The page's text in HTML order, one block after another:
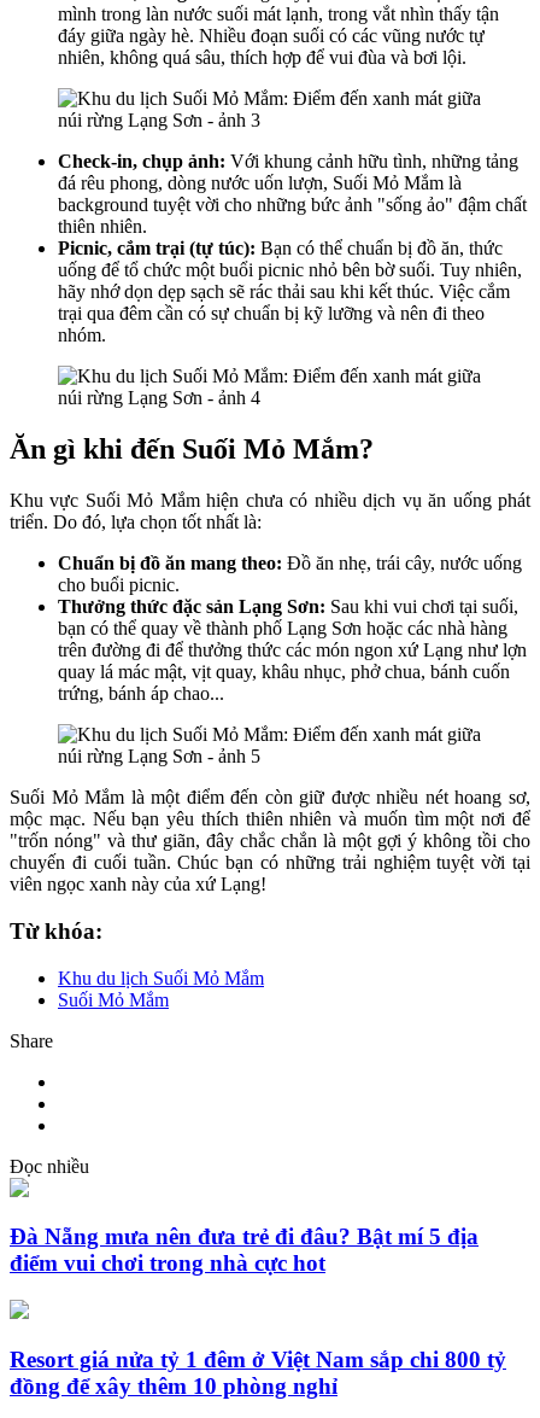
mình trong làn nước suối mát lạnh, trong vắt nhìn thấy tận
đáy giữa ngày hè. Nhiều đoạn suối có các vũng nước tự
nhiên, không quá sâu, thích hợp để vui đùa và bơi lội.
Check-in, chụp ảnh: Với khung cảnh hữu tình, những tảng
đá rêu phong, dòng nước uốn lượn, Suối Mỏ Mắm là
background tuyệt vời cho những bức ảnh "sống ảo" đậm chất
thiên nhiên.
Picnic, cắm trại (tự túc): Bạn có thể chuẩn bị đồ ăn, thức
uống để tổ chức một buổi picnic nhỏ bên bờ suối. Tuy nhiên,
hãy nhớ dọn dẹp sạch sẽ rác thải sau khi kết thúc. Việc cắm
trại qua đêm cần có sự chuẩn bị kỹ lưỡng và nên đi theo
nhóm.
Ăn gì khi đến Suối Mỏ Mắm?
Khu vực Suối Mỏ Mắm hiện chưa có nhiều dịch vụ ăn uống phát
triển. Do đó, lựa chọn tốt nhất là:
Chuẩn bị đồ ăn mang theo: Đồ ăn nhẹ, trái cây, nước uống
cho buổi picnic.
Thưởng thức đặc sản Lạng Sơn: Sau khi vui chơi tại suối,
bạn có thể quay về thành phố Lạng Sơn hoặc các nhà hàng
trên đường đi để thưởng thức các món ngon xứ Lạng như lợn
quay lá mác mật, vịt quay, khâu nhục, phở chua, bánh cuốn
trứng, bánh áp chao...
Suối Mỏ Mắm là một điểm đến còn giữ được nhiều nét hoang sơ,
mộc mạc. Nếu bạn yêu thích thiên nhiên và muốn tìm một nơi để
"trốn nóng" và thư giãn, đây chắc chắn là một gợi ý không tồi cho
chuyến đi cuối tuần. Chúc bạn có những trải nghiệm tuyệt vời tại
viên ngọc xanh này của xứ Lạng!
Từ khóa:
Khu du lịch Suối Mỏ Mắm
Suối Mỏ Mắm
Share
Đọc nhiều
Đà Nẵng mưa nên đưa trẻ đi đâu? Bật mí 5 địa
điểm vui chơi trong nhà cực hot
Resort giá nửa tỷ 1 đêm ở Việt Nam sắp chi 800 tỷ
đồng để xây thêm 10 phòng nghỉ